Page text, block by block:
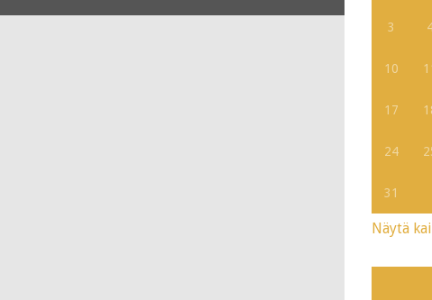
3
10
17
24
31
Näytä